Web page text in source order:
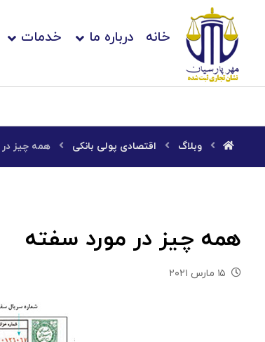
خانه درباره ما خدمات
وبلاگ اقتصادی پولی بانکی همه چیز در
همه چیز در مورد سفته
۱۵ مارس ۲۰۲۱